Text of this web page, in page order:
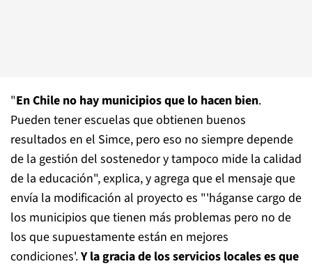
"En Chile no hay municipios que lo hacen bien.
Pueden tener escuelas que obtienen buenos
resultados en el Simce, pero eso no siempre depende
de la gestión del sostenedor y tampoco mide la calidad
de la educación", explica, y agrega que el mensaje que
envía la modificación al proyecto es "'háganse cargo de
los municipios que tienen más problemas pero no de
los que supuestamente están en mejores
condiciones'.Y la gracia de los servicios locales es que